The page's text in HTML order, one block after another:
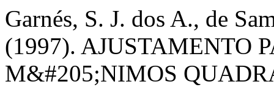
Garnés, S. J. dos A., de
(1997). AJUSTAMENTO
M&#205;NIMOS